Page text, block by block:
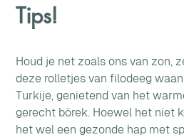
Tips!
Houd je net zoals ons van zon,
deze rolletjes van filodeeg
Turkije, genietend van het
gerecht börek. Hoewel het niet
het wel een gezonde hap met